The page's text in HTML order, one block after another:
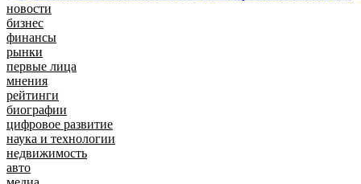
новости
бизнес
финансы
рынки
первые лица
мнения
рейтинги
биографии
цифровое развитие
наука и технологии
недвижимость
авто